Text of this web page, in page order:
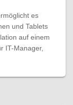
es
und Tablets
auf einem
IT-Manager,